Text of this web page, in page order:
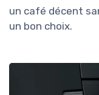
un café décent
un bon choix.